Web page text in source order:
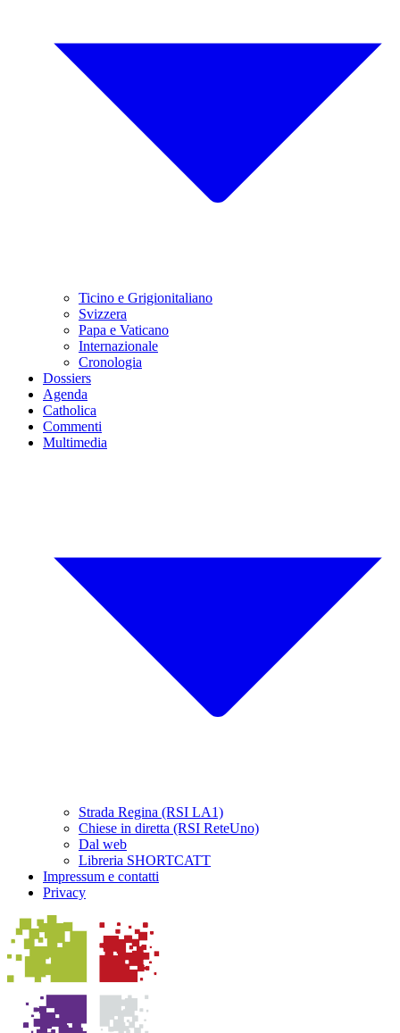
Ticino e Grigionitaliano
Svizzera
Papa e Vaticano
Internazionale
Cronologia
Dossiers
Agenda
Catholica
Commenti
Multimedia
Strada Regina (RSI LA1)
Chiese in diretta (RSI ReteUno)
Dal web
Libreria SHORTCATT
Impressum e contatti
Privacy